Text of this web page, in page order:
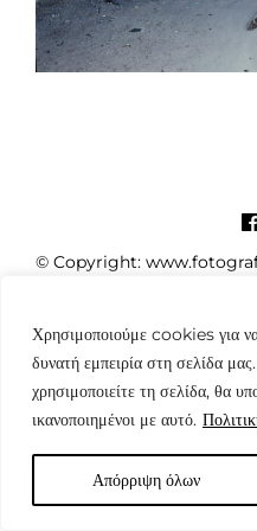
Χρησιμοποιούμε cookies για
δυνατή εμπειρία στη σελίδα
χρησιμοποιείτε τη σελίδα, θα
ικανοποιημένοι με αυτό.
Απόρριψη όλων
© Copyright: